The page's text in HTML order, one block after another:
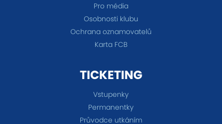
Pro média
Osobnosti klubu
Ochrana oznamovatelů
Karta FCB
TICKETING
Vstupenky
Permanentky
Průvodce utkáním